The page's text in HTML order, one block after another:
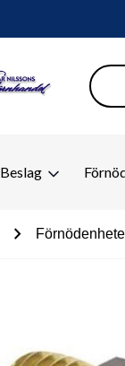
Beslag
chevron_right